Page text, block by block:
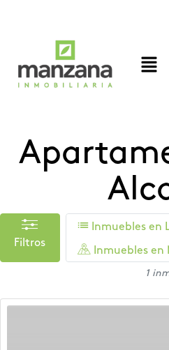
Filtros
Inmuebles en
Inmuebles en
1